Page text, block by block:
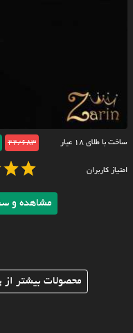
ساخت با طلای ۱۸ عیار 22/683
امتیاز کاربران
مشاهده و
محصولات بیشتر